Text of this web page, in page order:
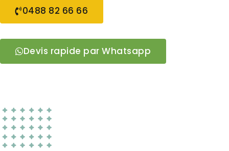
0488 82 66 66
Devis rapide par Whatsapp